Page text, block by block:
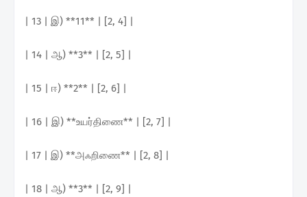
| 13 | இ) **11** | [2, 4] |
| 14 | ஆ) **3** | [2, 5] |
| 15 | ஈ) **2** | [2, 6] |
| 16 | இ) **உயர்திணை** | [2, 7] |
| 17 | இ) **அஃறிணை** | [2, 8] |
| 18 | ஆ) **3** | [2, 9] |